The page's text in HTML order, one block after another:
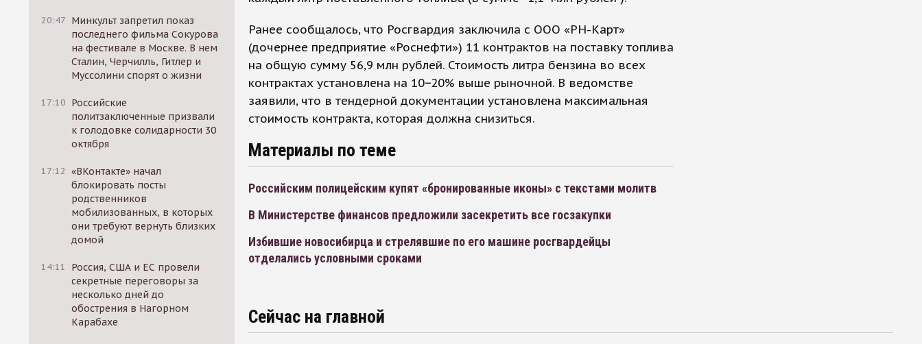
20:47 Минкульт запретил показ
последнего фильма Сокурова
на фестивале в Москве. В нем
Сталин, Черчилль, Гитлер и
Муссолини спорят о жизни
17:10 Российские
политзаключенные призвали
к голодовке солидарности 30
октября
17:12 «ВКонтакте» начал
блокировать посты
родственников
мобилизованных, в которых
они требуют вернуть близких
домой
14:11
Россия, США и ЕС провели
секретные переговоры за
несколько дней до
обострения в Нагорном
Карабахе
Ранее сообщалось, что Росгвардия заключила с ООО «РН-Карт»
(дочернее предприятие «Роснефти») 11 контрактов на поставку топлива
на общую сумму 56,9 млн рублей. Стоимость литра бензина во всех
контрактах установлена на 10−20% выше рыночной. В ведомстве
заявили, что в тендерной документации установлена максимальная
стоимость контракта, которая должна снизиться.
Материалы по теме
Российским полицейским купят «бронированные иконы» с текстами молитв
В Министерстве финансов предложили засекретить все госзакупки
Избившие новосибирца и стрелявшие по его машине росгвардейцы
отделались условными сроками
Сейчас на главной